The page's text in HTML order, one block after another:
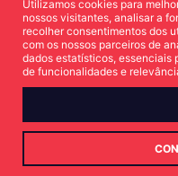
Política de Cookies
Utilizamos cookies para
nossos visitantes, analisar a
recolher consentimentos dos
com os nossos parceiros de
dados estatísticos, essenciais
de funcionalidades e